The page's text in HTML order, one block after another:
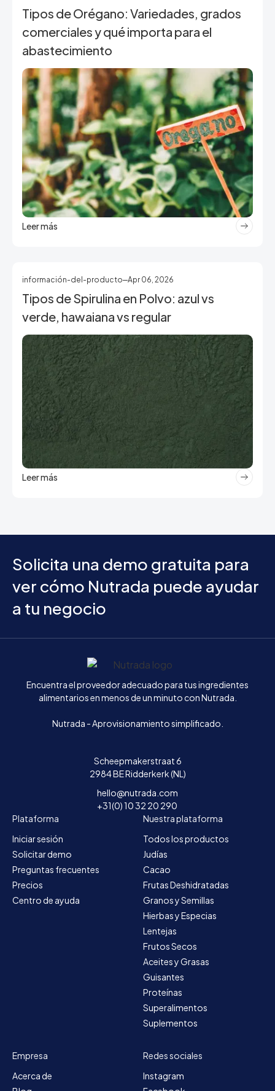
Tipos de Orégano: Variedades, grados
comerciales y qué importa para el
abastecimiento
Leer más
información-del-producto Apr 06, 2026
Tipos de Spirulina en Polvo: azul vs
verde, hawaiana vs regular
Leer más
Solicita una demo gratuita para
ver cómo Nutrada puede ayudar
a tu negocio
Inicio
Encuentra el proveedor adecuado para tus ingredientes
alimentarios en menos de un minuto con Nutrada.
Nutrada - Aprovisionamiento simplificado.
Scheepmakerstraat 6
2984 BE Ridderkerk (NL)
hello@nutrada.com
+31(0) 10 32 20 290
Plataforma
Iniciar sesión
Solicitar demo
Preguntas frecuentes
Precios
Centro de ayuda
Nuestra plataforma
Todos los productos
Judías
Cacao
Frutas Deshidratadas
Granos y Semillas
Hierbas y Especias
Lentejas
Frutos Secos
Aceites y Grasas
Guisantes
Proteínas
Superalimentos
Suplementos
Empresa
Acerca de
Redes sociales
Instagram